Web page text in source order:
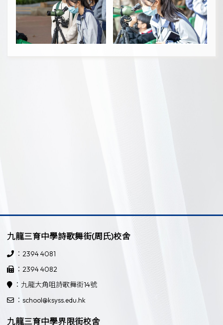
九龍三育中學詩歌舞街(周氏)校舍
：2394 4081
：2394 4082
：九龍大角咀詩歌舞街14號
：school@ksyss.edu.hk
九龍三育中學界限街校舍